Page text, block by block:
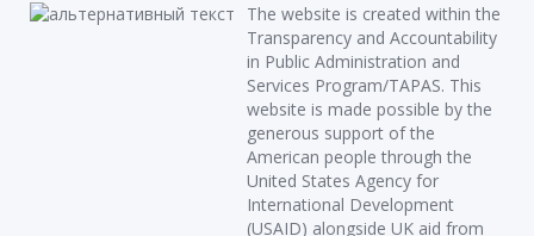
The website is created within the
Transparency and Accountability
in Public Administration and
Services Program/TAPAS. This
website is made possible by the
generous support of the
American people through the
United States Agency for
International Development
(USAID) alongside UK aid from